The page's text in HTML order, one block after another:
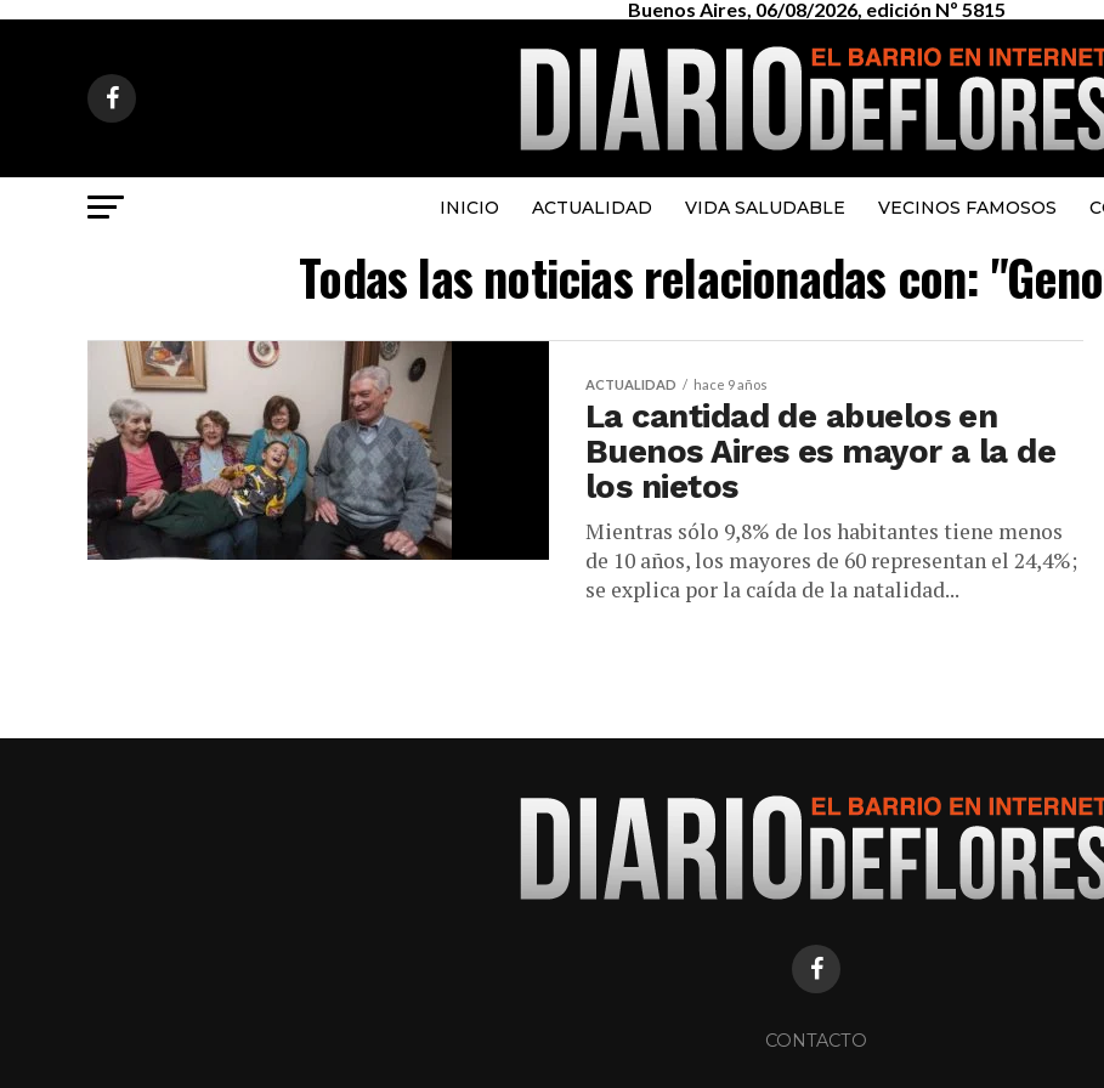
Buenos Aires, 06/08/2026, edición Nº 5815
INICIO ACTUALIDAD VIDA SALUDABLE VECINOS FAMOSOS
Todas las noticias relacionadas con:
ACTUALIDAD hace 9 años
La cantidad de abuelos en
Buenos Aires es mayor a la de
los nietos
Mientras sólo 9,8% de los habitantes tiene menos
de 10 años, los mayores de 60 representan el 24,4%;
se explica por la caída de la natalidad...
CONTACTO